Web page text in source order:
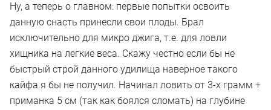
Ну, а теперь о главном: первые попытки освоить
данную снасть принесли свои плоды. Брал
исключительно для микро джига, т.е. для ловли
хищника на легкие веса. Скажу честно если бы не
быстрый строй данного удилища наверное такого
кайфа я бы не получил. Начинал ловить от 3-х грамм +
приманка 5 см (так как боялся сломать) на глубине